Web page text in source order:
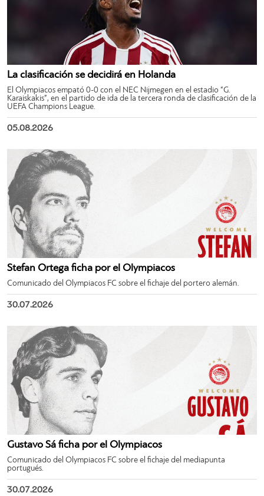
La clasificación se decidirá en Holanda
El Olympiacos empató 0-0 con el NEC Nijmegen en el estadio “G.
Karaiskakis”, en el partido de ida de la tercera ronda de clasificación de la
UEFA Champions League.
05.08.2026
Stefan Ortega ficha por el Olympiacos
Comunicado del Olympiacos FC sobre el fichaje del portero alemán.
30.07.2026
Gustavo Sá ficha por el Olympiacos
Comunicado del Olympiacos FC sobre el fichaje del mediapunta
portugués.
30.07.2026